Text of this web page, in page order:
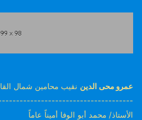
عمرو محى الدين نقيب محامين شمال
الأستاذ/ محمد أبو الوفا أميناً عاماً